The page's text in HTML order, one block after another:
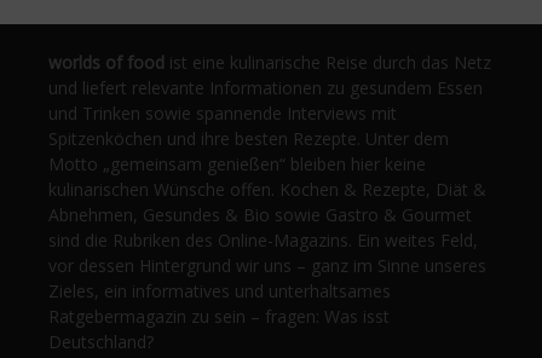
worlds of food ist eine kulinarische Reise durch das Netz
und liefert relevante Informationen zu gesundem Essen
und Trinken sowie spannende Interviews mit
Spitzenköchen und ihre besten Rezepte. Unter dem
Motto „gemeinsam genießen“ bleiben hier keine
kulinarischen Wünsche offen. Kochen & Rezepte, Diät &
Abnehmen, Gesundes & Bio sowie Gastro & Gourmet
sind die Rubriken des Online-Magazins. Ein weites Feld,
vor dessen Hintergrund wir uns – ganz im Sinne unseres
Zieles, ein informatives und unterhaltsames
Ratgebermagazin zu sein – fragen: Was isst
Deutschland?